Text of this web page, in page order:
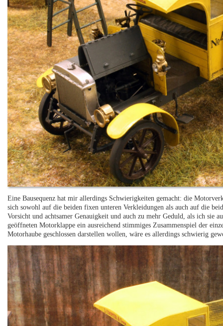
Eine Bausequenz hat mir allerdings Schwierigkeiten gemacht: die
sich sowohl auf die beiden fixen unteren Verkleidungen als auch auf die
Vorsicht und achtsamer Genauigkeit und auch zu mehr Geduld, als ich sie
geöffneten Motorklappe ein ausreichend stimmiges Zusammenspiel der
Motorhaube geschlossen darstellen wollen, wäre es allerdings schwierig